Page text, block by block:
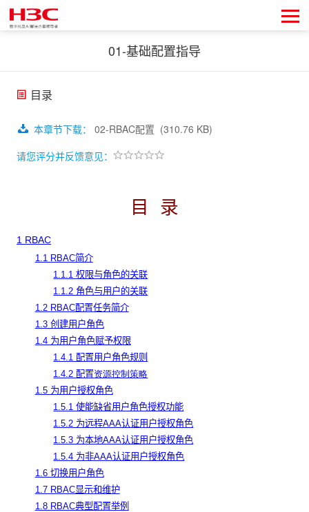
01-基础配置指导
目录
本章节下载： 02-RBAC配置 (310.76 KB)
请您评分并反馈意见：
目 录
1 RBAC
1.1 RBAC简介
1.1.1 权限与角色的关联
1.1.2 角色与用户的关联
1.2 RBAC配置任务简介
1.3 创建用户角色
1.4 为用户角色赋予权限
1.4.1 配置用户角色规则
1.4.2 配置资源控制策略
1.5 为用户授权角色
1.5.1 使能缺省用户角色授权功能
1.5.2 为远程AAA认证用户授权角色
1.5.3 为本地AAA认证用户授权角色
1.5.4 为非AAA认证用户授权角色
1.6 切换用户角色
1.7 RBAC显示和维护
1.8 RBAC典型配置举例